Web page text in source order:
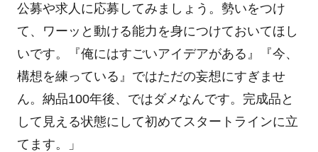
公募や求人に応募してみましょう。勢いをつけ
て、ワーッと動ける能力を身につけておいてほし
いです。『俺にはすごいアイデアがある』『今、
構想を練っている』ではただの妄想にすぎませ
ん。納品100年後、ではダメなんです。完成品と
して見える状態にして初めてスタートラインに立
てます。」